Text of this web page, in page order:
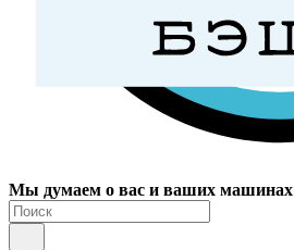
Мы думаем о вас и ваших машинах